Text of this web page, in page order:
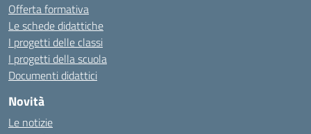
Offerta formativa
Le schede didattiche
I progetti delle classi
I progetti della scuola
Documenti didattici
Novità
Le notizie